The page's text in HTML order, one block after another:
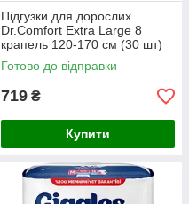
Підгузки для дорослих
Dr.Comfort Extra Large 8
крапель 120-170 см (30 шт)
Готово до відправки
719 ₴
Купити